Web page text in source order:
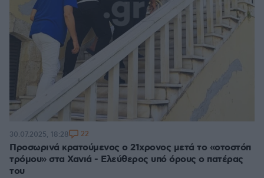
Προσωρινά κρατούμενος ο 21χρονος μετά το «οτοστόπ
τρόμου» στα Χανιά - Ελεύθερος υπό όρους ο πατέρας
του
30.07.2025, 18:28 22